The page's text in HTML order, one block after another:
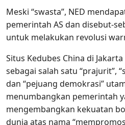
Meski “swasta”, NED
pemerintah AS dan disebut-
untuk melakukan revolusi
Situs Kedubes China di
sebagai salah satu “prajurit”,
dan “pejuang demokrasi”
menumbangkan pemerintah
mengembangkan kekuatan
dunia atas nama